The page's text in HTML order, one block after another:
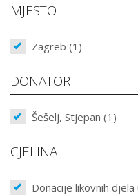
MJESTO
Zagreb (1)
DONATOR
Šešelj, Stjepan (1)
CJELINA
Donacije likovnih